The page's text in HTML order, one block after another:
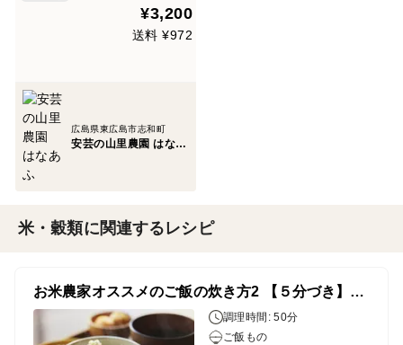
¥3,200
送料 ¥972
広島県東広島市志和町
安芸の山里農園 はなあふ
米・穀類に関連するレシピ
お米農家オススメのご飯の炊き方2 【５分づき】のお米
調理時間: 50分
ご飯もの